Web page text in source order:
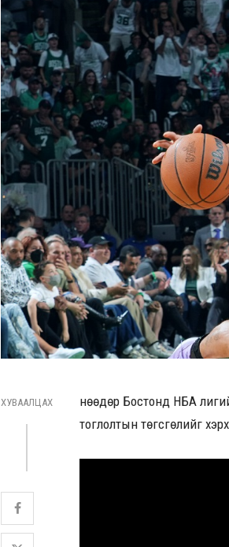
ХУВААЛЦАХ
Өнөөдөр Бостонд НБА
тоглолтын төгсгөлийг